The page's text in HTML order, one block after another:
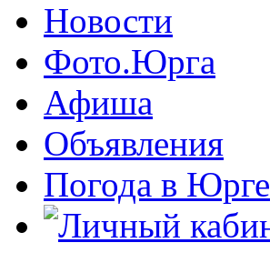
Новости
Фото.Юрга
Афиша
Объявления
Погода в Юрге